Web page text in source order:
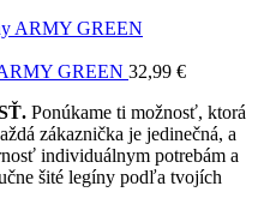
GREEN 32,99 €
Ponúkame ti možnosť, ktorá
zákaznička je jedinečná, a
individuálnym potrebám a
šité legíny podľa tvojích